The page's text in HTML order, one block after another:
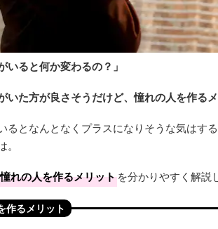
いると何か変わるの？」
いた方が良さそうだけど、憧れの人を作る
るとなんとなくプラスになりそうな気はす
憧れの人を作るメリットを分かりやすく解説
作るメリット